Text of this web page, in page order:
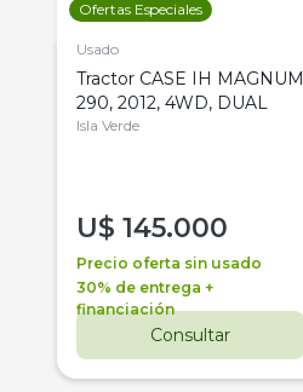
Ofertas Especiales
Usado
Tractor CASE IH MAGNUM
290, 2012, 4WD, DUAL
Isla Verde
U$ 145.000
Precio oferta sin usado
30% de entrega +
financiación
Consultar